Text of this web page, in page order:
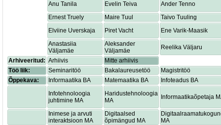
Anu Tanila Evelin Teiva
Ander Tenno
Ernest Truely
Maire Tuul
Taivo Tuuling
Elviine Uverskaja
Piret Vacht
Ene Varik-Maasik
Anastasiia
Väljamäe
Aleksander
Väljamäe
Reelika Väljaru
Arhiveeritud: Arhiivis
Mitte arhiivis
Töö liik:
Seminaritöö Bakalaureusetöö
Magistritöö
Õppekava:
Informaatika BA Matemaatika BA
Infoteadus BA
Infotehnoloogia
juhtimine MA
Haridustehnoloogia
MA
Informaatikaõpetaja
Inimese ja arvuti
interaktsioon MA
Digitaalsed
õpimängud MA
MA